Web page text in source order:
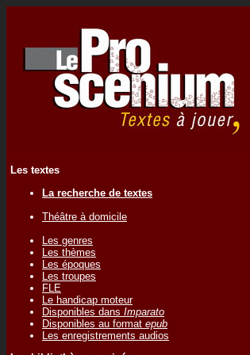
Les textes
La recherche de textes
Théâtre à domicile
Les genres
Les thèmes
Les époques
Les troupes
FLE
Le handicap moteur
Disponibles dans Imparato
Disponibles au format epub
Les enregistrements audios